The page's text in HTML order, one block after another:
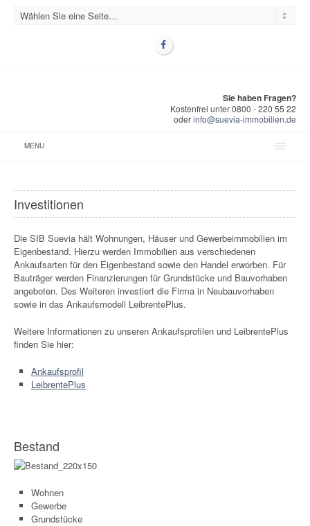
Sie haben Fragen?
Kostenfrei unter 0800 - 220 55 22
oderinfo@suevia-immobilien.de
MENU
Investitionen
Die SIB Suevia hält Wohnungen, Häuser und Gewerbeimmobilien im
Eigenbestand. Hierzu werden Immobilien aus verschiedenen
Ankaufsarten für den Eigenbestand sowie den Handel erworben. Für
Bauträger werden Finanzierungen für Grundstücke und Bauvorhaben
angeboten. Des Weiteren investiert die Firma in Neubauvorhaben
sowie in das Ankaufsmodell LeibrentePlus.
Weitere Informationen zu unseren Ankaufsprofilen und LeibrentePlus
finden Sie hier:
Ankaufsprofil
LeibrentePlus
Bestand
Wohnen
Gewerbe
Grundstücke